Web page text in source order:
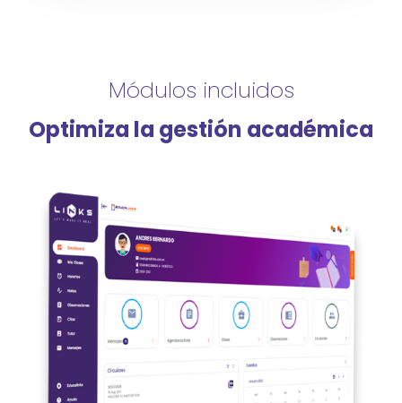
Módulos incluidos
Optimiza la gestión académica